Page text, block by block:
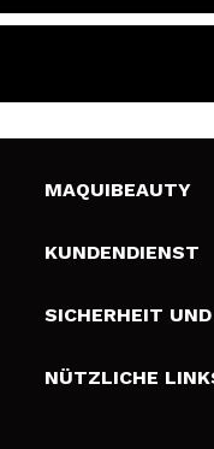
MAQUIBEAUTY
Über uns
Geschenkkarten
KUNDENDIENST
Liefer- und
Zahlung
SICHERHEIT
Bedingungen
NÜTZLICHE